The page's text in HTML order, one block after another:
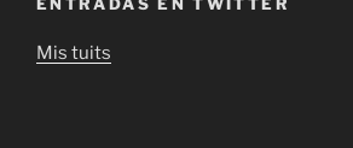
ENTRADAS EN TWITTER
Mis tuits